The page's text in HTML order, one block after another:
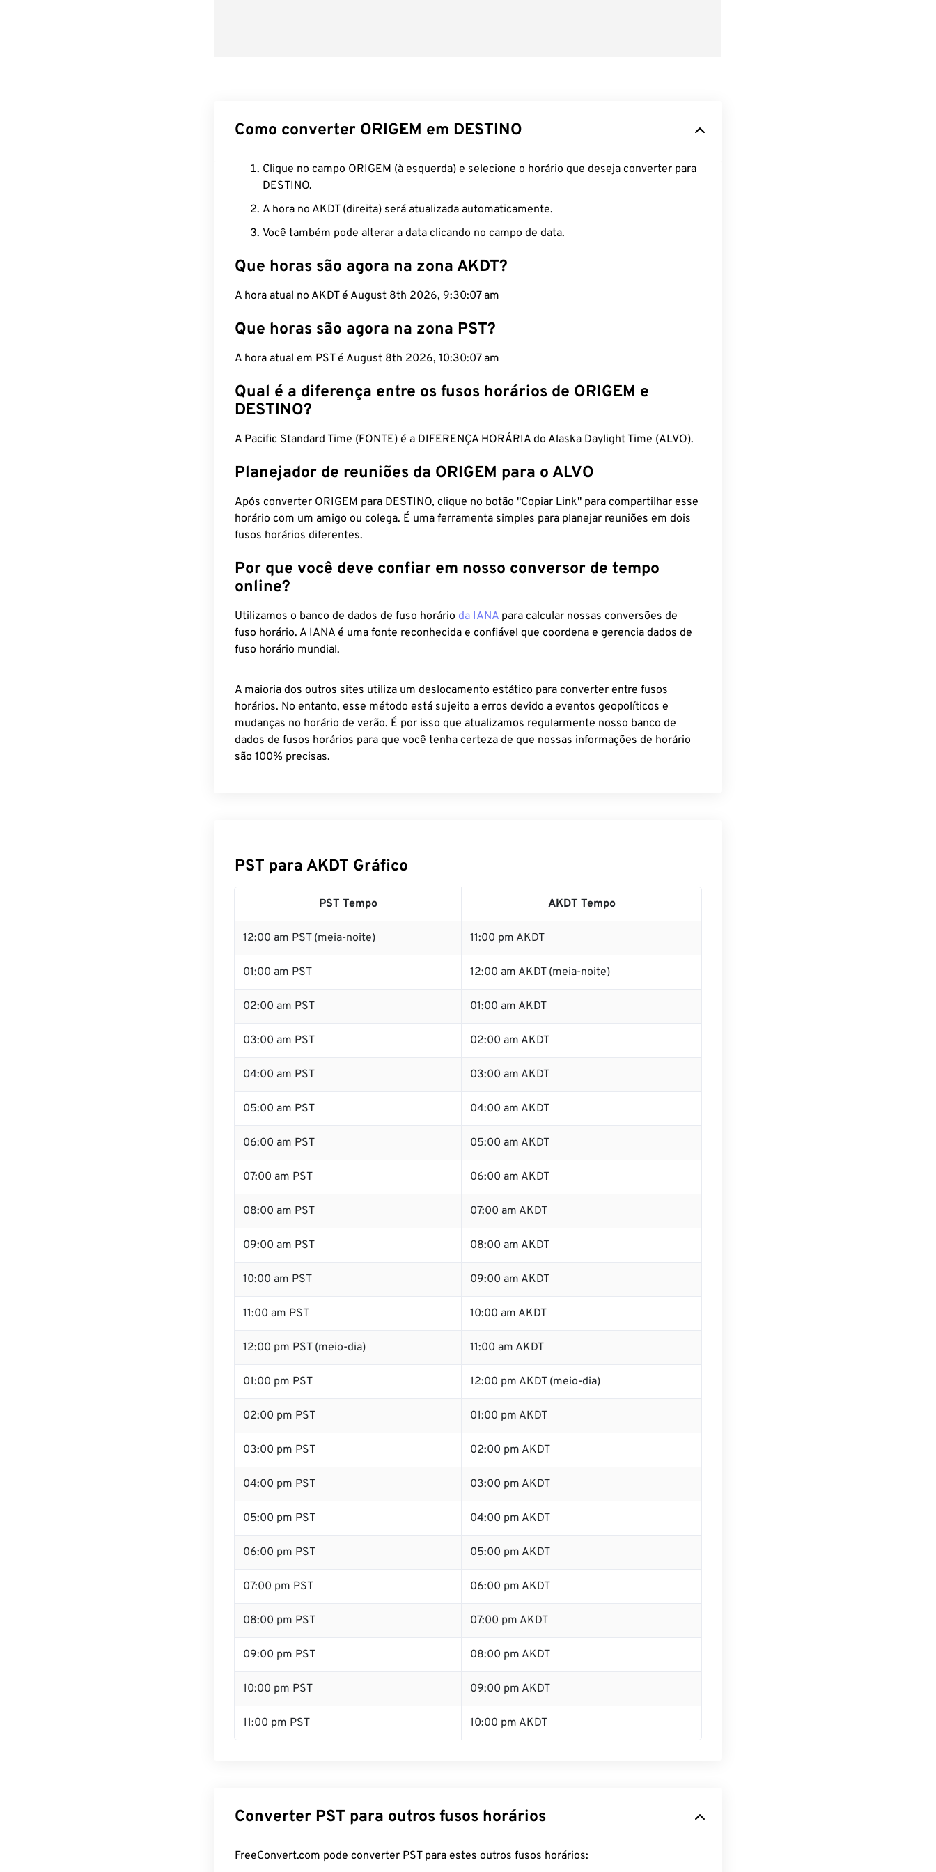
Como converter ORIGEM em DESTINO
Clique no campo ORIGEM (à esquerda) e selecione o horário que deseja converter para
DESTINO.
A hora no AKDT (direita) será atualizada automaticamente.
Você também pode alterar a data clicando no campo de data.
Que horas são agora na zona AKDT?
A hora atual no AKDT é August 8th 2026, 9:30:08 am
Que horas são agora na zona PST?
A hora atual em PST é August 8th 2026, 10:30:08 am
Qual é a diferença entre os fusos horários de ORIGEM e
DESTINO?
A Pacific Standard Time (FONTE) é a DIFERENÇA HORÁRIA do Alaska Daylight Time (ALVO).
Planejador de reuniões da ORIGEM para o ALVO
Após converter ORIGEM para DESTINO, clique no botão "Copiar Link" para compartilhar esse
horário com um amigo ou colega. É uma ferramenta simples para planejar reuniões em dois
fusos horários diferentes.
Por que você deve confiar em nosso conversor de tempo
online?
Utilizamos o banco de dados de fuso horário da IANA para calcular nossas conversões de
fuso horário. A IANA é uma fonte reconhecida e confiável que coordena e gerencia dados de
fuso horário mundial.
A maioria dos outros sites utiliza um deslocamento estático para converter entre fusos
horários. No entanto, esse método está sujeito a erros devido a eventos geopolíticos e
mudanças no horário de verão. É por isso que atualizamos regularmente nosso banco de
dados de fusos horários para que você tenha certeza de que nossas informações de horário
são 100% precisas.
PST para AKDT Gráfico
PST Tempo AKDT Tempo
12:00 am PST (meia-noite) 11:00 pm AKDT
01:00 am PST 12:00 am AKDT (meia-noite)
02:00 am PST 01:00 am AKDT
03:00 am PST 02:00 am AKDT
04:00 am PST 03:00 am AKDT
05:00 am PST 04:00 am AKDT
06:00 am PST 05:00 am AKDT
07:00 am PST 06:00 am AKDT
08:00 am PST 07:00 am AKDT
09:00 am PST 08:00 am AKDT
10:00 am PST 09:00 am AKDT
11:00 am PST 10:00 am AKDT
12:00 pm PST (meio-dia) 11:00 am AKDT
01:00 pm PST 12:00 pm AKDT (meio-dia)
02:00 pm PST 01:00 pm AKDT
03:00 pm PST 02:00 pm AKDT
04:00 pm PST 03:00 pm AKDT
05:00 pm PST 04:00 pm AKDT
06:00 pm PST 05:00 pm AKDT
07:00 pm PST 06:00 pm AKDT
08:00 pm PST 07:00 pm AKDT
09:00 pm PST 08:00 pm AKDT
10:00 pm PST 09:00 pm AKDT
11:00 pm PST 10:00 pm AKDT
Converter PST para outros fusos horários
FreeConvert.com pode converter PST para estes outros fusos horários: